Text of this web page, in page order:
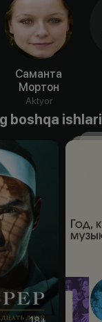
Саманта
Мортон
Aktyor
boshqa ishlari